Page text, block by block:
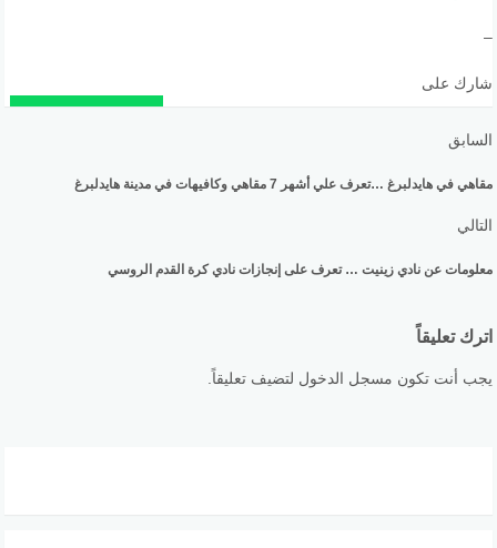
–
شارك على
السابق
مقاهي في هايدلبرغ …تعرف علي أشهر 7 مقاهي وكافيهات في مدينة هايدلبرغ
التالي
معلومات عن نادي زينيت … تعرف على إنجازات نادي كرة القدم الروسي
اترك تعليقاً
يجب أنت تكون مسجل الدخول لتضيف تعليقاً.